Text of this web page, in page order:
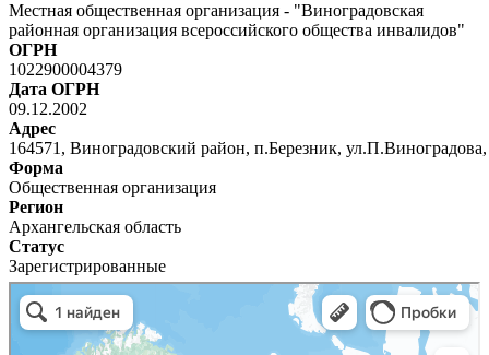
Местная общественная организация - "Виноградовская
районная организация всероссийского общества инвалидов"
ОГРН
1022900004379
Дата ОГРН
09.12.2002
Адрес
164571, Виноградовский район, п.Березник,
Форма
Общественная организация
Регион
Архангельская область
Статус
Зарегистрированные